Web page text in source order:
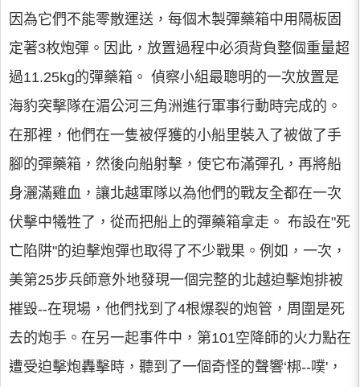
因為它們不能零散運送，每個木製彈藥箱中用隔板固
定著3枚炮彈。因此，放置過程中必須背負整個重量超
過11.25kg的彈藥箱。 偵察小組最聰明的一次放置是
海豹突擊隊在湄公河三角洲進行軍事行動時完成的。
在那裡，他們在一隻被俘獲的小船里裝入了被做了手
腳的彈藥箱，然後向船射擊，使它布滿彈孔，再將船
身灑滿雞血，讓北越軍隊以為他們的戰友全都在一次
伏擊中犧牲了，從而把船上的彈藥箱拿走。 布設在"死
亡陷阱"的迫擊炮彈也取得了不少戰果。例如，一次，
美第25步兵師意外地發現一個完整的北越迫擊炮排被
摧毀--在現場，他們找到了4根爆裂的炮管，周圍是死
去的炮手。在另一起事件中，第101空降師的火力點在
遭受迫擊炮轟擊時，聽到了一個奇怪的聲響‘梆--噗'，